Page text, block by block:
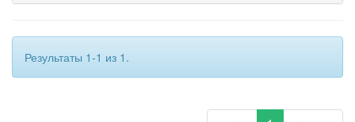
Результаты 1-1 из 1.